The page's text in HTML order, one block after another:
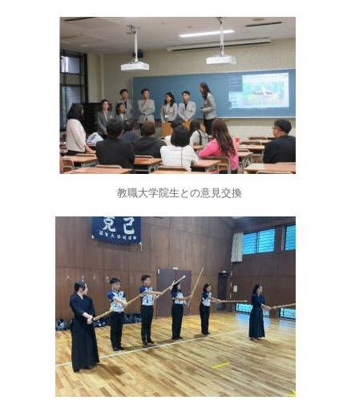
教職大学院生との意見交換